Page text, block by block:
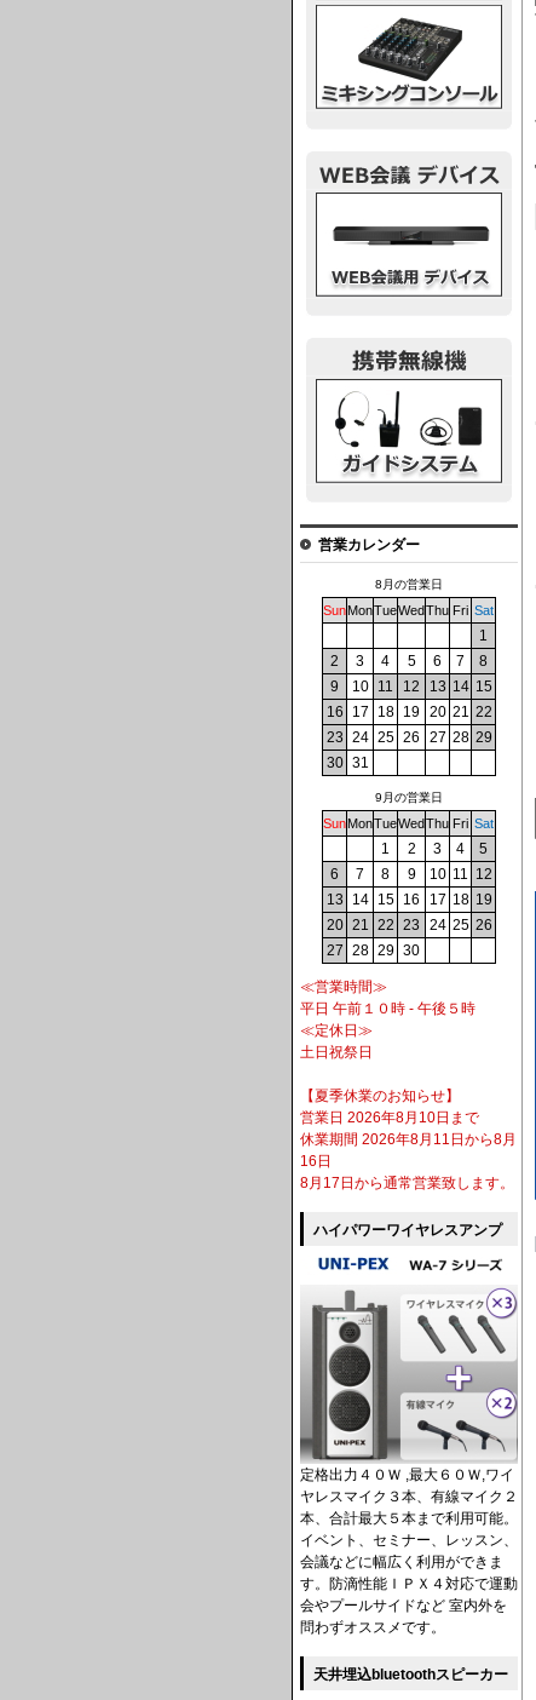
営業カレンダー
8月の営業日
SunMonTueWedThu Fri Sat
1
2
3 4 5 6 7
8
9
10 11 12 13 14 15
16
17 18 19 20 21 22
23 24 25 26 27 28 29
30 31
9月の営業日
SunMonTueWedThu Fri Sat
1 2 3 4
5
6
7 8 9 10 11 12
13
14 15 16 17 18 19
20 21 22 23 24 25 26
27 28 29 30
≪営業時間≫
平日 午前１０時 - 午後５時
≪定休日≫
土日祝祭日
【夏季休業のお知らせ】
営業日 2026年8月10日まで
休業期間 2026年8月11日から8月
16日
8月17日から通常営業致します。
ハイパワーワイヤレスアンプ
定格出力４０Ｗ ,最大６０Ｗ,ワイ
ヤレスマイク３本、有線マイク２
本、合計最大５本まで利用可能。
イベント、セミナー、レッスン、
会議などに幅広く利用ができま
す。防滴性能ＩＰＸ４対応で運動
会やプールサイドなど 室内外を
問わずオススメです。
天井埋込bluetoothスピーカー